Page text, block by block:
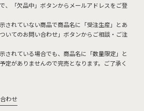
、「欠品中」ボタンからメールアドレスをご登
されていない商品で商品名に「受注生産」とあ
いてのお問い合わせ」ボタンからご相談・ご注
されている場合でも、商品名に「数量限定」と
定がありませんので完売となります。ご了承く
わせ